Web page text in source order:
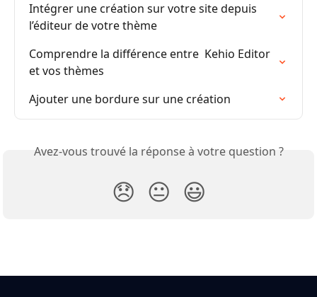
Intégrer une création sur votre site depuis
l’éditeur de votre thème
Comprendre la différence entre  Kehio Editor
et vos thèmes
Ajouter une bordure sur une création
Avez-vous trouvé la réponse à votre question ?
😞 😐 😃